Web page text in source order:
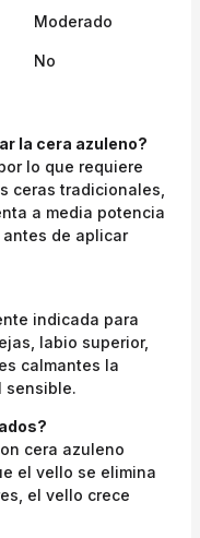
Moderado
No
la cera azuleno?
lo que requiere
ceras tradicionales,
a media potencia
de aplicar
indicada para
labio superior,
calmantes la
sensible.
cera azuleno
el vello se elimina
el vello crece